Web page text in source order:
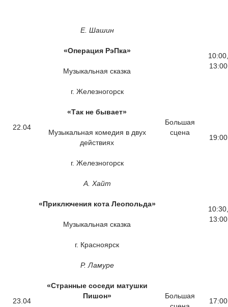
22.04
Е. Шашин
«Операция РэПка»
Музыкальная сказка
г. Железногорск
Большая
сцена
10:00,
13:00
«Так не бывает»
Музыкальная комедия в двух
действиях
г. Железногорск
19:00
23.04
А. Хайт
«Приключения кота Леопольда»
Музыкальная сказка
г. Красноярск
Большая
10:30,
13:00
Р. Ламуре
«Странные соседи матушки
Пишон»
17:00